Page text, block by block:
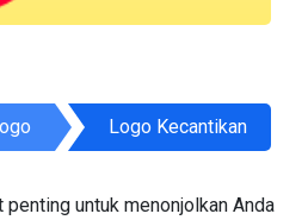
Logo Kecantikan
untuk menonjolkan Anda